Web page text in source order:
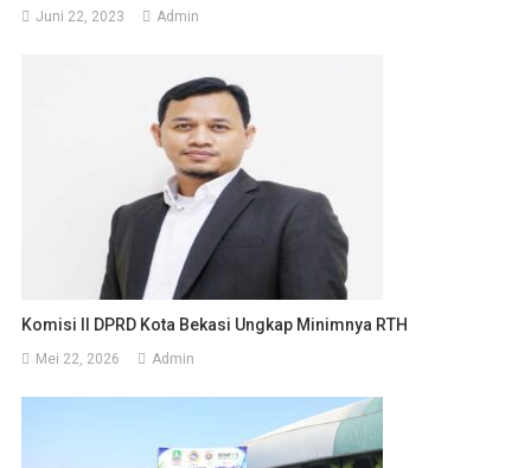
Juni 22, 2023 Admin
Komisi II DPRD Kota Bekasi Ungkap Minimnya RTH
Mei 22, 2026 Admin